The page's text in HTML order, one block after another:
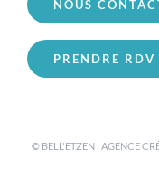
NOUS
PRENDRE
© BELL'ETZEN | AGENCE